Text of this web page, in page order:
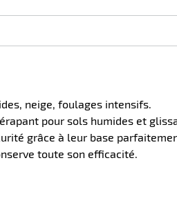
plus :
plus :
plus :
neige, foulages intensifs.
pour sols humides et
grâce à leur base
toute son efficacité.